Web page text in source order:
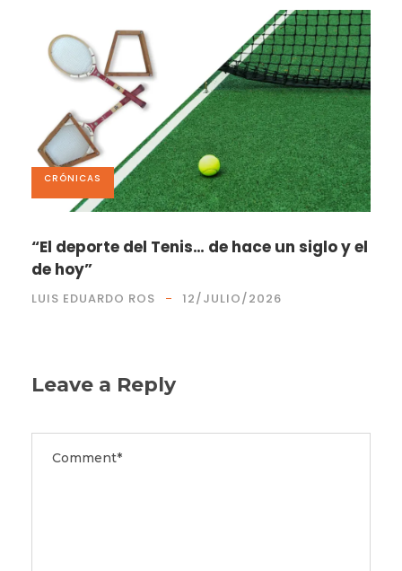
CRÓNICAS
“El deporte del Tenis… de hace un siglo y el
de hoy”
LUIS EDUARDO ROS 12/JULIO/2026
Leave a Reply